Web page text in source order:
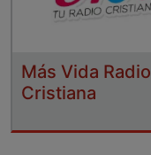
Más Vida Radio
Cristiana